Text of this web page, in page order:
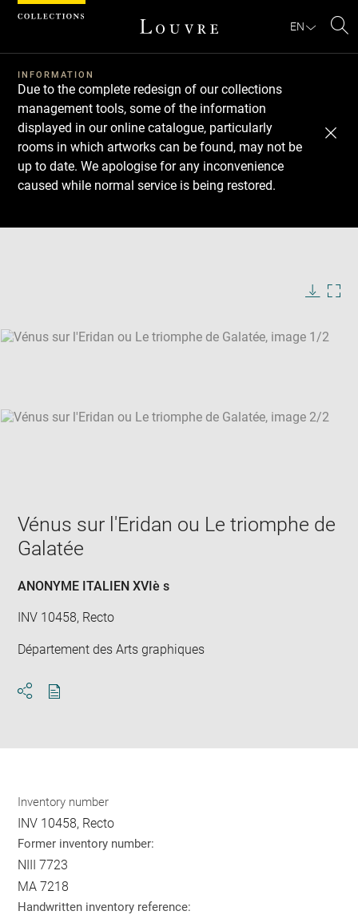
EN
INFORMATION
Due to the complete redesign of our collections
management tools, some of the information
displayed in our online catalogue, particularly
rooms in which artworks can be found, may not be
up to date. We apologise for any inconvenience
caused while normal service is being restored.
SKIP IMAGE CAROUSEL
Download
Next
Previous
Vénus sur l'Eridan ou Le triomphe de
Galatée
ANONYME ITALIEN XVIè s
INV 10458, Recto
Département des Arts graphiques
Inventory number
INV 10458, Recto
Former inventory number:
NIII 7723
MA 7218
Handwritten inventory reference:
Cookies management panel